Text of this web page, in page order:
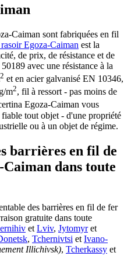
Caiman sont fabriquées en fil
Egoza-Caiman est la
de prix, de résistance et de
avec une résistance à la
2 et en acier galvanisé EN 10346,
m2, fil à ressort - pas moins de
Egoza-Caiman vous
tout objet - d'une propriété
ou à un objet de régime.
barrières en fil de
dans toute
des barrières en fil de fer
gratuite dans toute
et Lviv, Jytomyret
, Tchernivtsi et Ivano-
Illichivsk), Tcherkassy et